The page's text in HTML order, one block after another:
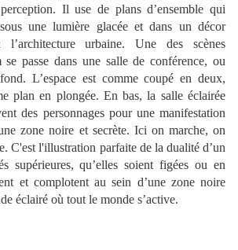
Il use de plans d’ensemble qui
une lumière glacée et dans un décor
urbaine. Une des scènes
se passe dans une salle de conférence, ou
L’espace est comme coupé en deux,
plan en plongée. En bas, la salle éclairée
des personnages pour une manifestation
zone noire et secrète. Ici on marche, on
C'est l'illustration parfaite de la dualité d’un
supérieures, qu’elles soient figées ou en
et complotent au sein d’une zone noire
éclairé où tout le monde s’active.